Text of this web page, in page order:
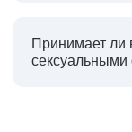
Принимает ли